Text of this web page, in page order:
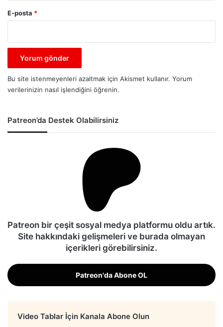
E-posta *
Bu site istenmeyenleri azaltmak için Akismet kullanır. Yorum
verilerinizin nasıl işlendiğini öğrenin.
Patreon’da Destek Olabilirsiniz
Patreon bir çeşit sosyal medya platformu oldu artık.
Site hakkındaki gelişmeleri ve burada olmayan
içerikleri görebilirsiniz.
Patreon'da Abone OL
Video Tablar İçin Kanala Abone Olun